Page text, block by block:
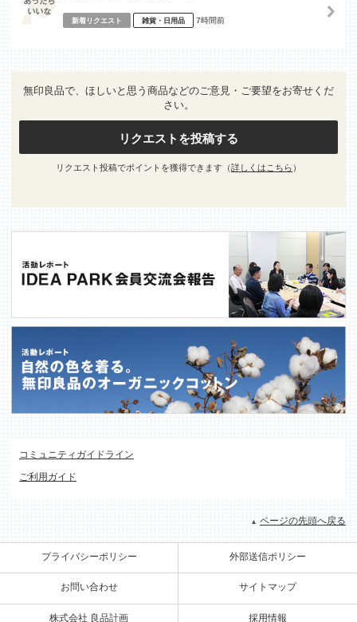
新着リクエスト 雑貨・日用品 7時間前
無印良品で、ほしいと思う商品などのご意見・ご要望をお寄せくだ
さい。
リクエストを投稿する
リクエスト投稿でポイントを獲得できます（詳しくはこちら ）
コミュニティガイドライン
ご利用ガイド
ページの先頭へ戻る
プライバシーポリシー 外部送信ポリシー
お問い合わせ サイトマップ
株式会社 良品計画 採用情報